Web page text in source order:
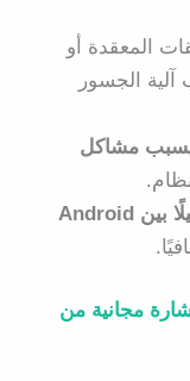
المعقدة أو
آلية الجسور
يسبب مشاكل
تجربة المستخدم قد تختلف قليلًا بين Android
مجانية من